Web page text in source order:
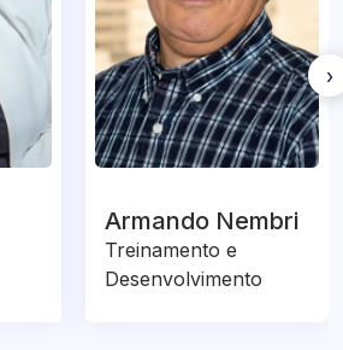
Armando Nembri
Treinamento e
Desenvolvimento
›